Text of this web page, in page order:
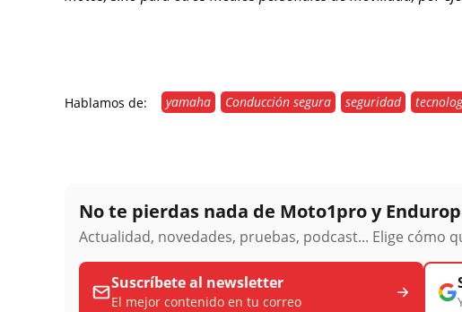
Hablamos de: yamaha Conducción segura seguridad
No te pierdas nada de Moto1pro y
Actualidad, novedades, pruebas, podcast... Elige cómo
Suscríbete al newsletter
El mejor contenido en tu correo